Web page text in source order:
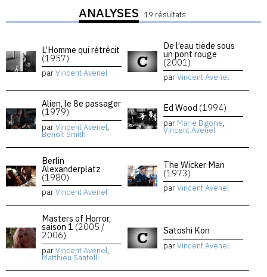
ANALYSES 19 résultats
L’Homme qui rétrécit
(1957)
parVincent Avenel
De l’eau tiède sous
un pont rouge
(2001)
parVincent Avenel
Alien, le 8e passager
(1979)
parVincent Avenel,
Benoît Smith
Ed Wood (1994)
par Marie Bigorie,
Vincent Avenel
Berlin
Alexanderplatz
(1980)
parVincent Avenel
The Wicker Man
(1973)
parVincent Avenel
Masters of Horror,
saison 1 (2005 /
2006)
parVincent Avenel,
Matthieu Santelli
Satoshi Kon
parVincent Avenel